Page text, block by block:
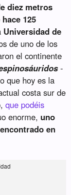
diez metros
125
Universidad de
de uno de los
el continente
-
que hoy es la
costa sur de
que podéis
enorme, uno
en